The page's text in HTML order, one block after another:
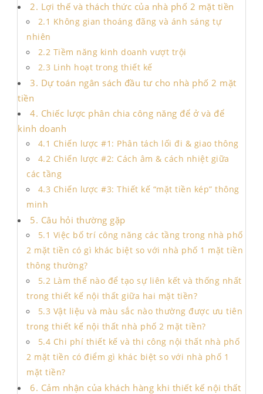
2. Lợi thế và thách thức của nhà phố 2 mặt tiền
2.1 Không gian thoáng đãng và ánh sáng tự
nhiên
2.2 Tiềm năng kinh doanh vượt trội
2.3 Linh hoạt trong thiết kế
3. Dự toán ngân sách đầu tư cho nhà phố 2 mặt
tiền
4. Chiếc lược phân chia công năng để ở và để
kinh doanh
4.1 Chiến lược #1: Phân tách lối đi & giao thông
4.2 Chiến lược #2: Cách âm & cách nhiệt giữa
các tầng
4.3 Chiến lược #3: Thiết kế “mặt tiền kép” thông
minh
5. Câu hỏi thường gặp
5.1 Việc bố trí công năng các tầng trong nhà phố
2 mặt tiền có gì khác biệt so với nhà phố 1 mặt tiền
thông thường?
5.2 Làm thế nào để tạo sự liên kết và thống nhất
trong thiết kế nội thất giữa hai mặt tiền?
5.3 Vật liệu và màu sắc nào thường được ưu tiên
trong thiết kế nội thất nhà phố 2 mặt tiền?
5.4 Chi phí thiết kế và thi công nội thất nhà phố
2 mặt tiền có điểm gì khác biệt so với nhà phố 1
mặt tiền?
6. Cảm nhận của khách hàng khi thiết kế nội thất